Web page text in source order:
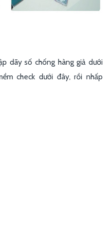
dãy số chống hàng giả dưới
check dưới đây, rồi nhấp